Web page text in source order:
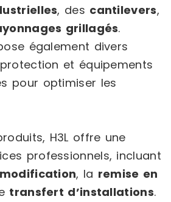
, des cantilevers,
grillagés.
également divers
et équipements
pour optimiser les
H3L offre une
professionnels, incluant
modification, la remise en
transfert d’installations.